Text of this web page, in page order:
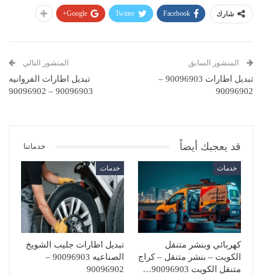
شارك Facebook
Twitter
Google+
المنشور السابق
تبديل اطارات 90096903 –
90096902
المنشور التالي
تبديل اطارات الفروانيه
90096903 – 90096902
قد يعجبك أيضاً خدماتنا
خدمات
كهربائي وبنشر متنقل
الكويت – بنشر متنقل – كراج
متنقل الكويت 90096903…
خدمات
تبديل اطارات جليب الشويخ
الصناعيه 90096903 –
90096902